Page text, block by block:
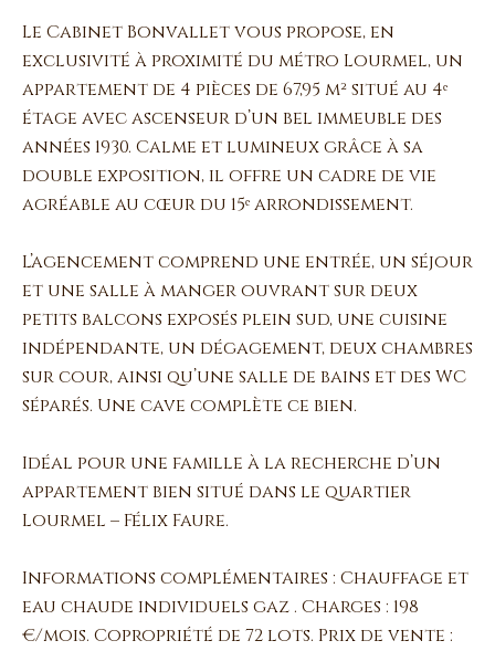
Le Cabinet Bonvallet vous propose, en
exclusivité à proximité du métro Lourmel, un
appartement de 4 pièces de 67,95 m² situé au 4ᵉ
étage avec ascenseur d’un bel immeuble des
années 1930. Calme et lumineux grâce à sa
double exposition, il offre un cadre de vie
agréable au cœur du 15ᵉ arrondissement.
L’agencement comprend une entrée, un séjour
et une salle à manger ouvrant sur deux
petits balcons exposés plein sud, une cuisine
indépendante, un dégagement, deux chambres
sur cour, ainsi qu’une salle de bains et des WC
séparés. Une cave complète ce bien.
Idéal pour une famille à la recherche d’un
appartement bien situé dans le quartier
Lourmel – Félix Faure.
Informations complémentaires : Chauffage et
eau chaude individuels gaz . Charges : 198
€/mois. Copropriété de 72 lots. Prix de vente :